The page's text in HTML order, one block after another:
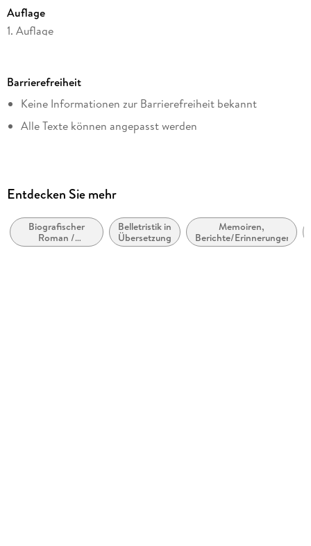
Auflage
1. Auflage
Dateigröße
1,46 MB
Reihe
Isabel Allende
Suhrkamp Verlag
Kopierschutz
Barrierefreiheit
Keine Informationen zur Barrierefreiheit bekannt
Alle Texte können angepasst werden
Entdecken Sie mehr
Biografischer
Roman /
Autobiografischer
Belletristik in
Übersetzung
Memoiren,
Berichte/Erinnerungen